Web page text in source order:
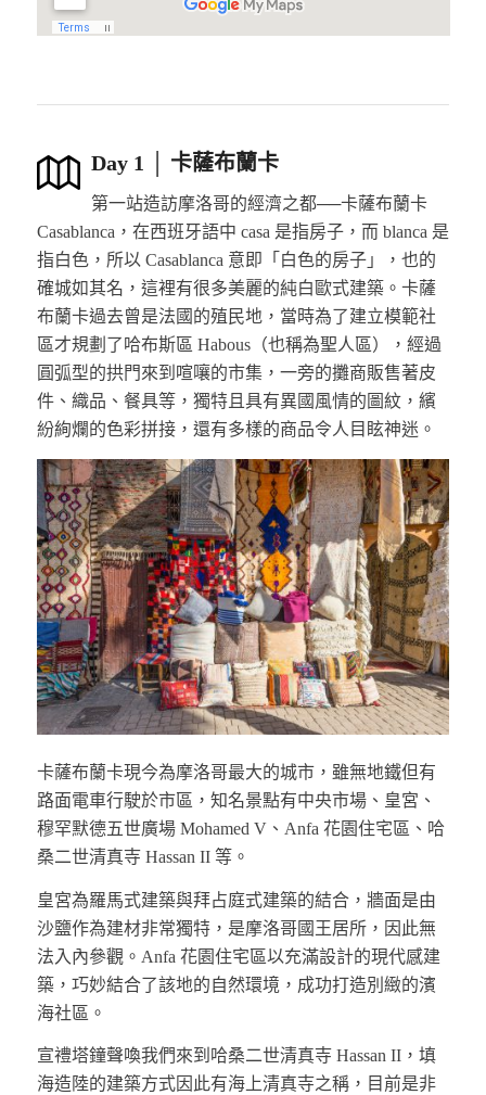
Day 1 │ 卡薩布蘭卡
第一站造訪摩洛哥的經濟之都──卡薩布蘭卡
Casablanca，在西班牙語中 casa 是指房子，而 blanca 是
指白色，所以 Casablanca 意即「白色的房子」，也的
確城如其名，這裡有很多美麗的純白歐式建築。卡薩
布蘭卡過去曾是法國的殖民地，當時為了建立模範社
區才規劃了哈布斯區 Habous（也稱為聖人區），經過
圓弧型的拱門來到喧嚷的市集，一旁的攤商販售著皮
件、織品、餐具等，獨特且具有異國風情的圖紋，繽
紛絢爛的色彩拼接，還有多樣的商品令人目眩神迷。
卡薩布蘭卡現今為摩洛哥最大的城市，雖無地鐵但有
路面電車行駛於市區，知名景點有中央市場、皇宮、
穆罕默德五世廣場 Mohamed V、Anfa 花園住宅區、哈
桑二世清真寺 Hassan II 等。
皇宮為羅馬式建築與拜占庭式建築的結合，牆面是由
沙鹽作為建材非常獨特，是摩洛哥國王居所，因此無
法入內參觀。Anfa 花園住宅區以充滿設計的現代感建
築，巧妙結合了該地的自然環境，成功打造別緻的濱
海社區。
宣禮塔鐘聲喚我們來到哈桑二世清真寺 Hassan II，填
海造陸的建築方式因此有海上清真寺之稱，目前是非